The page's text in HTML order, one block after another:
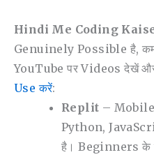
Hindi Me Coding
Genuinely Possible है,
YouTube पर Videos देखें
Use करें:
Replit – Mobile
Python,
है। Beginners के